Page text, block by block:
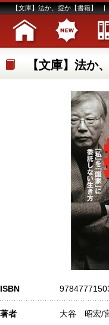
【文庫】法か、掟か【書籍
【文庫】法か
ISBN
著者 大谷 昭宏/